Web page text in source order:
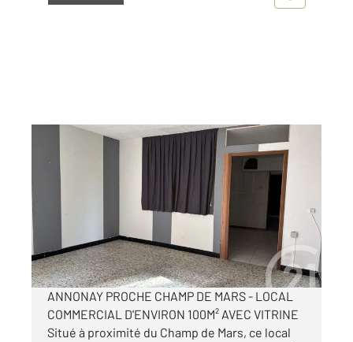
100 m
Ref : 5256
Appartement Local à louer
390 €
par mois charges comprises
ANNONAY PROCHE CHAMP DE MARS - LOCAL
COMMERCIAL D'ENVIRON 100M² AVEC VITRINE
Situé à proximité du Champ de Mars, ce local